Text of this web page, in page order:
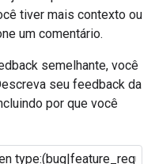
tiver mais contexto ou
um comentário.
semelhante, você
seu feedback da
por que você